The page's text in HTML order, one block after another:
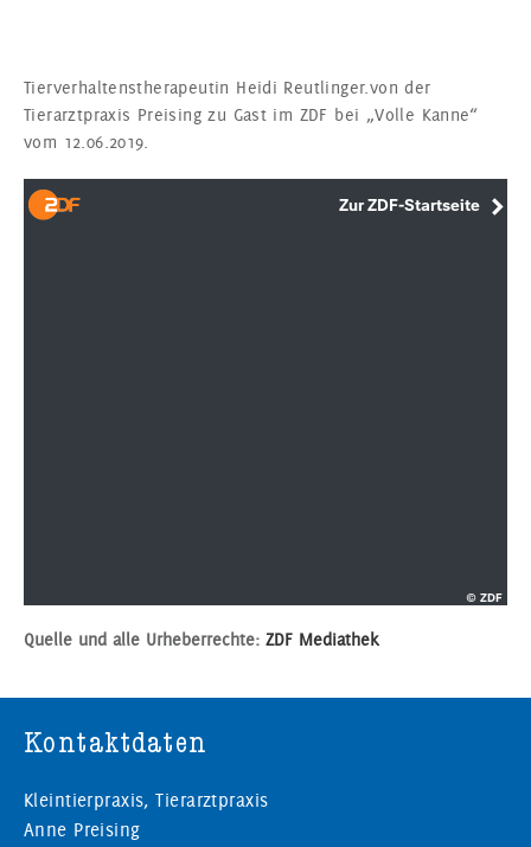
Tierverhaltenstherapeutin Heidi Reutlinger.von der
Tierarztpraxis Preising zu Gast im ZDF bei „Volle Kanne“
vom 12.06.2019.
Quelle und alle Urheberrechte: ZDF Mediathek
Kontaktdaten
Kleintierpraxis, Tierarztpraxis
Anne Preising